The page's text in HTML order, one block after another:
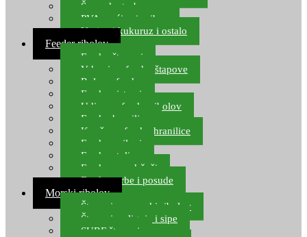
Šaranske torbe
PVA vrećice i pribor
Umjetni kukuruz i ostalo
Feeder ribolov
Feeder štapovi
Vrhovi za feeder štapove
Role za feeder
Feeder sistemi
Udice za feeder ribolov
Feeder hranilice
Kopče za feeder hranilice
Feeder najloni
Feeder stolice
Feeder arm držači
Feeder torbe i posude
Morski ribolov
Štapovi za morski ribolov
Štapovi za lignje i sipe
SURF štapovi